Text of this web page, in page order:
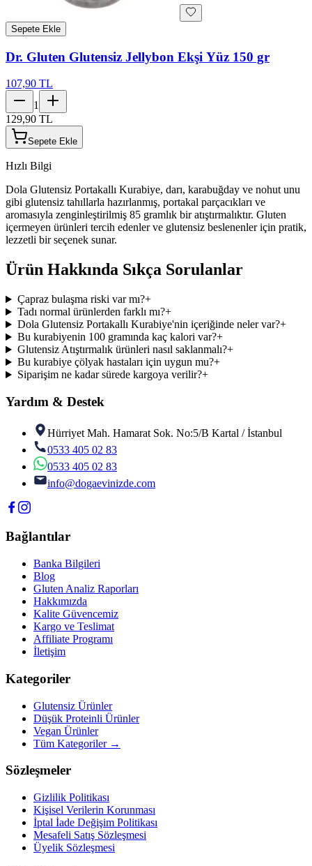
Sepete Ekle
Dr. Gluten Glutensiz Jellybon Ekşi Yüz 150 gr
107,90 TL
1
129,90 TL
Sepete Ekle
Hızlı Bilgi
Dola Glutensiz Portakallı Kurabiye, darı, karabuğday ve nohut unu
gibi glutensiz tahıllarla hazırlanmış, portakal parçacıkları ve
aromasıyla zenginleştirilmiş 85 gramlık bir atıştırmalıktır. Gluten
içermeyen ürünleri tercih edenler ve glutensiz beslenenler için pratik,
lezzetli bir seçenek sunar.
Ürün Hakkında Sıkça Sorulanlar
Çapraz bulaşma riski var mı?+
Tadı normal ürünlerden farklı mı?+
Dola Glutensiz Portakallı Kurabiye'nin içeriğinde neler var?+
Bu kurabiyenin 100 gramında kaç kalori var?+
Glutensiz Atıştırmalık ürünleri nasıl saklanmalı?+
Bu kurabiye çölyak hastaları için uygun mu?+
Siparişim ne kadar sürede kargoya verilir?+
Yardım & Destek
Hürriyet Mah. Hamarat Sok. No:5/B Kartal / İstanbul
0533 405 02 83
0533 405 02 83
info@dogaevinizde.com
Bağlantılar
Banka Bilgileri
Blog
Gluten Analiz Raporları
Hakkımızda
Kalite Güvencemiz
Kargo ve Teslimat
Affiliate Programı
İletişim
Kategoriler
Glutensiz Ürünler
Düşük Proteinli Ürünler
Vegan Ürünler
Tüm Kategoriler →
Sözleşmeler
Gizlilik Politikası
Kişisel Verilerin Korunması
İptal İade Değişim Politikası
Mesafeli Satış Sözleşmesi
Üyelik Sözleşmesi